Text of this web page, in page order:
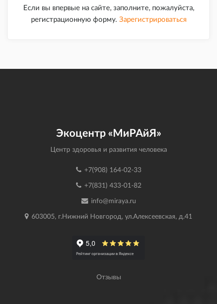
Если вы впервые на сайте, заполните, пожалуйста,
регистрационную форму. Зарегистрироваться
Экоцентр «МиРАйЯ»
Центр здоровья и развития человека
+7(908) 164-02-33
+7(831) 433-01-82
info@miraya.ru
603005, г.Нижний Новгород, ул.Алексеевская, д.41
Отзывы